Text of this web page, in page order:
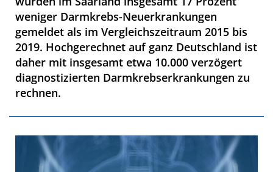
weniger Darmkrebs-Neuerkrankungen
gemeldet als im Vergleichszeitraum 2015 bis
2019. Hochgerechnet auf ganz Deutschland ist
daher mit insgesamt etwa 10.000 verzögert
diagnostizierten Darmkrebserkrankungen zu
rechnen.